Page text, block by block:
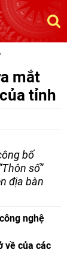
mắt
tỉnh
bố
số”
địa bàn
nghệ
về của các